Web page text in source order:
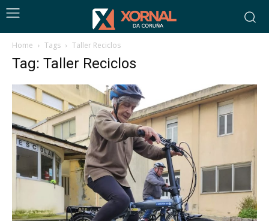
Home Tags Taller Reciclos
Tag: Taller Reciclos